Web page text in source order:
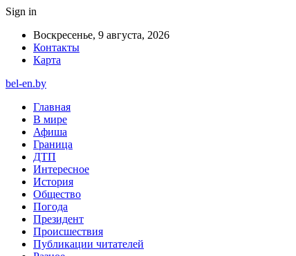
Sign in
Воскресенье, 9 августа, 2026
Контакты
Карта
bel-en.by
Главная
В мире
Афиша
Граница
ДТП
Интересное
История
Общество
Погода
Президент
Происшествия
Публикации читателей